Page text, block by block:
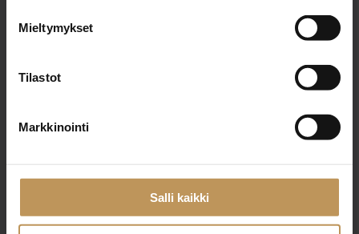
Mieltymykset
Tilastot
Markkinointi
Salli kaikki